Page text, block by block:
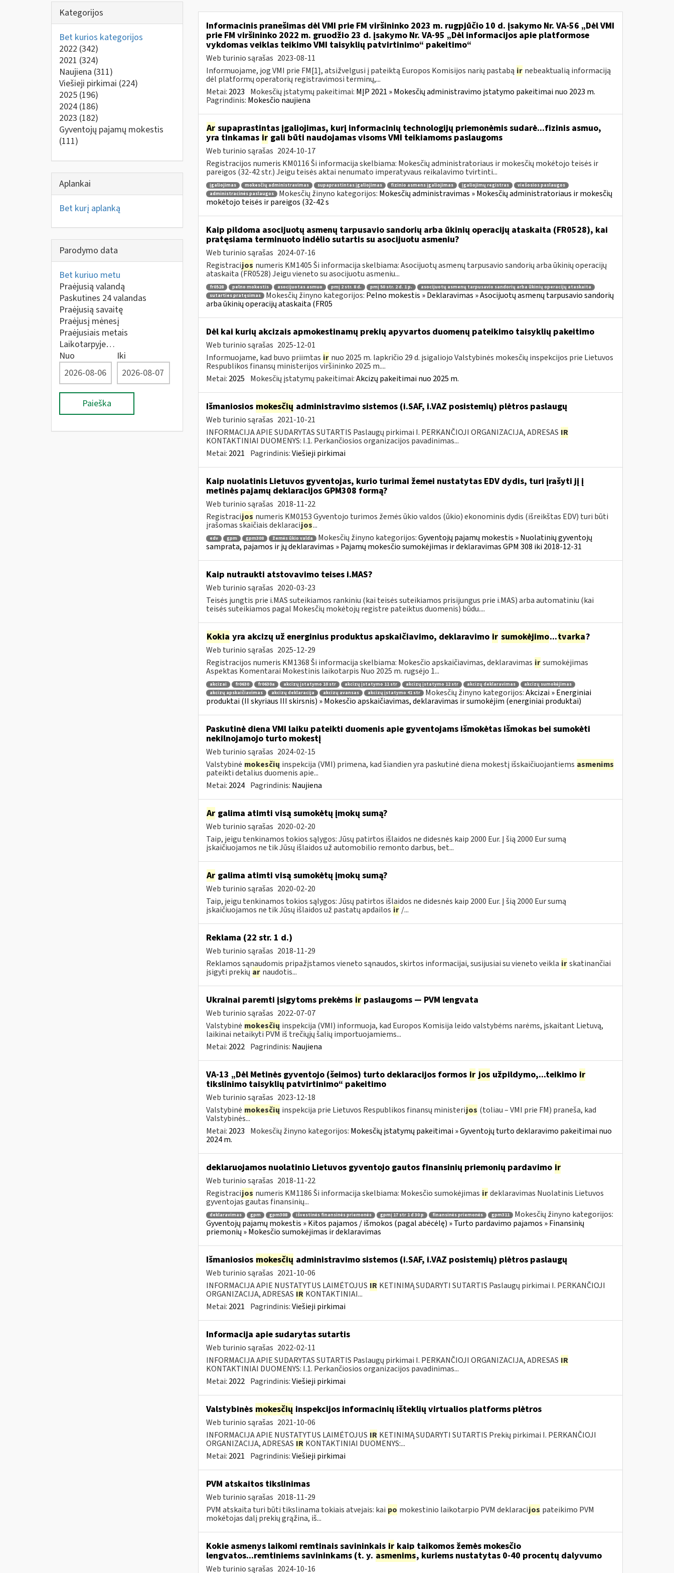
Kategorijos
Bet kurios kategorijos
2022 (342)
2021 (324)
Naujiena (311)
Viešieji pirkimai (224)
2025 (196)
2024 (186)
2023 (182)
Gyventojų pajamų mokestis
(111)
Aplankai
Bet kurį aplanką
Parodymo data
Bet kuriuo metu
Praėjusią valandą
Paskutines 24 valandas
Praėjusią savaitę
Praėjusį mėnesį
Praėjusiais metais
Laikotarpyje…
Nuo
Iki
Paieška
Informacinis pranešimas dėl VMI prie FM viršininko 2023 m. rugpjūčio 10 d. įsakymo Nr. VA-56 „Dėl VMI
prie FM viršininko 2022 m. gruodžio 23 d. įsakymo Nr. VA-95 „Dėl informacijos apie platformose
vykdomas veiklas teikimo VMI taisyklių patvirtinimo“ pakeitimo“
Web turinio sąrašas 2023-08-11
Informuojame, jog VMI prie FM[1], atsižvelgusi į pateiktą Europos Komisijos narių pastabą ir nebeaktualią informaciją
dėl platformų operatorių registravimosi terminų,...
Metai: 2023 Mokesčių įstatymų pakeitimai: MĮP 2021 » Mokesčių administravimo įstatymo pakeitimai nuo 2023 m.
Pagrindinis: Mokesčio naujiena
Arsupaprastintas įgaliojimas, kurį informacinių technologijų priemonėmis sudarė...fizinis asmuo,
yra tinkamas irgali būti naudojamas visoms VMI teikiamoms paslaugoms
Web turinio sąrašas 2024-10-17
Registracijos numeris KM0116 Ši informacija skelbiama: Mokesčių administratoriaus ir mokesčių mokėtojo teisės ir
pareigos (32-42 str.) Jeigu teisės aktai nenumato imperatyvaus reikalavimo tvirtinti...
įgaliojimas mokesčių administravimas supaprastintas įgaliojimas fizinio asmens įgaliojimas įgaliojimų registras
viešosios paslaugos
administracinės paslaugos
Mokesčių žinyno kategorijos: Mokesčių administravimas » Mokesčių administratoriaus ir mokesčių
mokėtojo teisės ir pareigos (32-42 s
Kaip pildoma asocijuotų asmenų tarpusavio sandorių arba ūkinių operacijų ataskaita (FR0528), kai
pratęsiama terminuoto indėlio sutartis su asocijuotu asmeniu?
Web turinio sąrašas 2024-07-16
Registracijos numeris KM1405 Ši informacija skelbiama: Asocijuotų asmenų tarpusavio sandorių arba ūkinių operacijų
ataskaita (FR0528) Jeigu vieneto su asocijuotu asmeniu...
fr0528 pelno mokestis asocijuotas asmuo pmį 2 str. 8 d. pmį 50 str. 2 d. 1 p.
asocijuotų asmenų tarpusavio sandorių arba ūkinių operacijų ataskaita
sutarties pratęsimas
Mokesčių žinyno kategorijos: Pelno mokestis » Deklaravimas » Asocijuotų asmenų tarpusavio sandorių
arba ūkinių operacijų ataskaita (FR05
Dėl kai kurių akcizais apmokestinamų prekių apyvartos duomenų pateikimo taisyklių pakeitimo
Web turinio sąrašas 2025-12-01
Informuojame, kad buvo priimtas ir nuo 2025 m. lapkričio 29 d. įsigaliojo Valstybinės mokesčių inspekcijos prie Lietuvos
Respublikos finansų ministerijos viršininko 2025 m....
Metai: 2025 Mokesčių įstatymų pakeitimai:Akcizų pakeitimai nuo 2025 m.
Išmaniosios mokesčių administravimo sistemos (i.SAF, i.VAZ posistemių) plėtros paslaugų
Web turinio sąrašas 2021-10-21
INFORMACIJA APIE SUDARYTAS SUTARTIS Paslaugų pirkimai I. PERKANČIOJI ORGANIZACIJA, ADRESAS IR
KONTAKTINIAI DUOMENYS: I.1. Perkančiosios organizacijos pavadinimas...
Metai: 2021 Pagrindinis:Viešieji pirkimai
Kaip nuolatinis Lietuvos gyventojas, kurio turimai žemei nustatytas EDV dydis, turi įrašyti jį į
metinės pajamų deklaracijos GPM308 formą?
Web turinio sąrašas 2018-11-22
Registracijos numeris KM0153 Gyventojo turimos žemės ūkio valdos (ūkio) ekonominis dydis (išreikštas EDV) turi būti
įrašomas skaičiais deklaracijos...
edv gpm gpm308 žemės ūkio valda Mokesčių žinyno kategorijos:Gyventojų pajamų mokestis » Nuolatinių gyventojų
samprata, pajamos ir jų deklaravimas » Pajamų mokesčio sumokėjimas ir deklaravimas GPM 308 iki 2018-12-31
Kaip nutraukti atstovavimo teises i.MAS?
Web turinio sąrašas 2020-03-23
Teisės jungtis prie i.MAS suteikiamos rankiniu (kai teisės suteikiamos prisijungus prie i.MAS) arba automatiniu (kai
teisės suteikiamos pagal Mokesčių mokėtojų registre pateiktus duomenis) būdu....
Kokia yra akcizų už energinius produktus apskaičiavimo, deklaravimo ir sumokėjimo...tvarka?
Web turinio sąrašas 2025-12-29
Registracijos numeris KM1368 Ši informacija skelbiama: Mokesčio apskaičiavimas, deklaravimas ir sumokėjimas
Aspektas Komentarai Mokestinis laikotarpis Nuo 2025 m. rugsėjo 1...
akcizai fr0630 fr0630a akcizų įstatymo 10 str akcizų įstatymo 11 str akcizų įstatymo 12 str akcizų deklaravimas
akcizų sumokėjimas
akcizų apskaičiavimas
akcizų deklaracija akcizų avansas akcizų įstatymo 41 str Mokesčių žinyno kategorijos:Akcizai » Energiniai
produktai (II skyriaus III skirsnis) » Mokesčio apskaičiavimas, deklaravimas ir sumokėjim (energiniai produktai)
Paskutinė diena VMI laiku pateikti duomenis apie gyventojams išmokėtas išmokas bei sumokėti
nekilnojamojo turto mokestį
Web turinio sąrašas 2024-02-15
Valstybinė mokesčių inspekcija (VMI) primena, kad šiandien yra paskutinė diena mokestį išskaičiuojantiems asmenims
pateikti detalius duomenis apie...
Metai: 2024 Pagrindinis: Naujiena
Argalima atimti visą sumokėtų įmokų sumą?
Web turinio sąrašas 2020-02-20
Taip, jeigu tenkinamos tokios sąlygos: Jūsų patirtos išlaidos ne didesnės kaip 2000 Eur. Į šią 2000 Eur sumą
įskaičiuojamos ne tik Jūsų išlaidos už automobilio remonto darbus, bet...
Argalima atimti visą sumokėtų įmokų sumą?
Web turinio sąrašas 2020-02-20
Taip, jeigu tenkinamos tokios sąlygos: Jūsų patirtos išlaidos ne didesnės kaip 2000 Eur. Į šią 2000 Eur sumą
įskaičiuojamos ne tik Jūsų išlaidos už pastatų apdailos ir /...
Reklama (22 str. 1 d.)
Web turinio sąrašas 2018-11-29
Reklamos sąnaudomis pripažįstamos vieneto sąnaudos, skirtos informacijai, susijusiai su vieneto veikla ir skatinančiai
įsigyti prekių ar naudotis...
Ukrainai paremti įsigytoms prekėms irpaslaugoms — PVM lengvata
Web turinio sąrašas 2022-07-07
Valstybinė mokesčių inspekcija (VMI) informuoja, kad Europos Komisija leido valstybėms narėms, įskaitant Lietuvą,
laikinai netaikyti PVM iš trečiųjų šalių importuojamiems...
Metai: 2022 Pagrindinis: Naujiena
VA-13 „Dėl Metinės gyventojo (šeimos) turto deklaracijos formos ir jos užpildymo,...teikimo ir
tikslinimo taisyklių patvirtinimo“ pakeitimo
Web turinio sąrašas 2023-12-18
Valstybinė mokesčių inspekcija prie Lietuvos Respublikos finansų ministerijos (toliau – VMI prie FM) praneša, kad
Valstybinės...
Metai: 2023 Mokesčių žinyno kategorijos: Mokesčių įstatymų pakeitimai » Gyventojų turto deklaravimo pakeitimai nuo
2024 m.
deklaruojamos nuolatinio Lietuvos gyventojo gautos finansinių priemonių pardavimo ir
Web turinio sąrašas 2018-11-22
Registracijos numeris KM1186 Ši informacija skelbiama: Mokesčio sumokėjimas ir deklaravimas Nuolatinis Lietuvos
gyventojas gautas finansinių...
deklaravimas gpm gpm308 išvestinės finansinės priemonės gpmį 17 str 1 d 30 p finansinės priemonės gpm311
Mokesčių žinyno kategorijos:
Gyventojų pajamų mokestis » Kitos pajamos / išmokos (pagal abėcėlę) » Turto pardavimo pajamos » Finansinių
priemonių » Mokesčio sumokėjimas ir deklaravimas
Išmaniosios mokesčių administravimo sistemos (i.SAF, i.VAZ posistemių) plėtros paslaugų
Web turinio sąrašas 2021-10-06
INFORMACIJA APIE NUSTATYTUS LAIMĖTOJUS IR KETINIMĄ SUDARYTI SUTARTIS Paslaugų pirkimai I. PERKANČIOJI
ORGANIZACIJA, ADRESAS IR KONTAKTINIAI...
Metai: 2021 Pagrindinis:Viešieji pirkimai
Informacija apie sudarytas sutartis
Web turinio sąrašas 2022-02-11
INFORMACIJA APIE SUDARYTAS SUTARTIS Paslaugų pirkimai I. PERKANČIOJI ORGANIZACIJA, ADRESAS IR
KONTAKTINIAI DUOMENYS: I.1. Perkančiosios organizacijos pavadinimas...
Metai: 2022 Pagrindinis:Viešieji pirkimai
Valstybinės mokesčių inspekcijos informacinių išteklių virtualios platforms plėtros
Web turinio sąrašas 2021-10-06
INFORMACIJA APIE NUSTATYTUS LAIMĖTOJUS IR KETINIMĄ SUDARYTI SUTARTIS Prekių pirkimai I. PERKANČIOJI
ORGANIZACIJA, ADRESAS IR KONTAKTINIAI DUOMENYS:...
Metai: 2021 Pagrindinis:Viešieji pirkimai
PVM atskaitos tikslinimas
Web turinio sąrašas 2018-11-29
PVM atskaita turi būti tikslinama tokiais atvejais: kai po mokestinio laikotarpio PVM deklaracijos pateikimo PVM
mokėtojas dalį prekių grąžina, iš...
Kokie asmenys laikomi remtinais savininkaisirkaip taikomos žemės mokesčio
lengvatos...remtiniems savininkams (t. y. asmenims, kuriems nustatytas 0-40 procentų dalyvumo
Web turinio sąrašas 2024-10-16